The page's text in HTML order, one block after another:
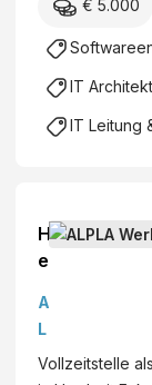
€ 5.000
IT
IT Leitung
H
e
d
o
f
A
L
P
Vollzeitstelle